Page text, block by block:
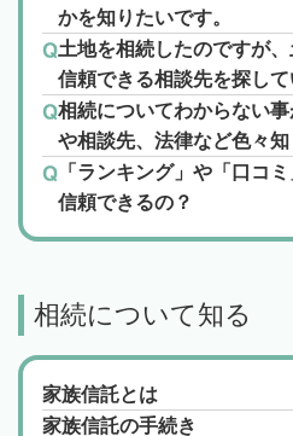
かを知りたいです。
土地を相続したのですが
信頼できる相談先を探して
相続についてわからない
や相談先、法律など色々知
「ランキング」や「口コ
信頼できるの？
相続について知る
家族信託とは
家族信託の手続き